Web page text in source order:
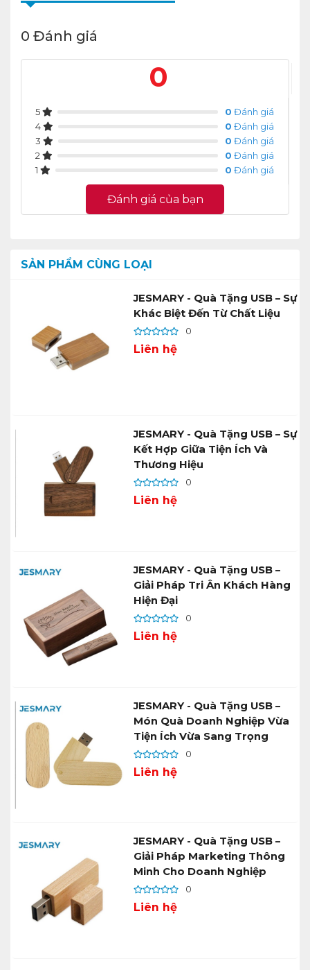
0 Đánh giá
0
5 0 Đánh giá
4
0 Đánh giá
3
0 Đánh giá
2
0 Đánh giá
1
0 Đánh giá
Đánh giá của bạn
SẢN PHẨM CÙNG LOẠI
JESMARY - Quà Tặng USB – Sự
Khác Biệt Đến Từ Chất Liệu
0
Liên hệ
JESMARY - Quà Tặng USB – Sự
Kết Hợp Giữa Tiện Ích Và
Thương Hiệu
0
Liên hệ
JESMARY - Quà Tặng USB –
Giải Pháp Tri Ân Khách Hàng
Hiện Đại
0
Liên hệ
JESMARY - Quà Tặng USB –
Món Quà Doanh Nghiệp Vừa
Tiện Ích Vừa Sang Trọng
0
Liên hệ
JESMARY - Quà Tặng USB –
Giải Pháp Marketing Thông
Minh Cho Doanh Nghiệp
0
Liên hệ